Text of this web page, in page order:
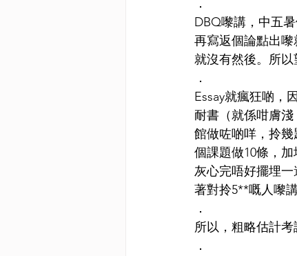
．
DBQ嚟講，中五
再寫返個論點出
就沒有然後。所以
．
Essay就瘋狂啲，
耐書（就係咁膚
館做咗啲咩，拎
個課題做10條，
灰心完唔好擺埋
著對拎5**嘅人嚟
．
所以，粗略估計考
．